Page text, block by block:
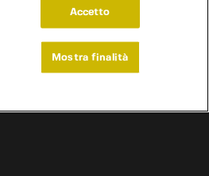
Accetto
Mostra finalità